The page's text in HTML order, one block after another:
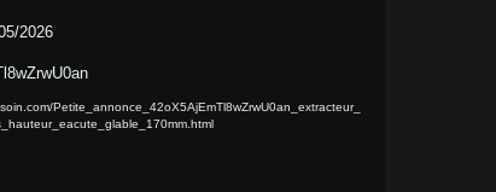
2026
Petite_annonce_42oX5AjEmTl8wZrwU0an_extracteur_